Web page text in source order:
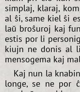
simplaj, klaraj,
al ŝi, same kiel ŝi
laŭ broŝuroj kaj
estis por li
kiujn ne donis al
mensogema kaj
Kaj nun la
longe, se ne por